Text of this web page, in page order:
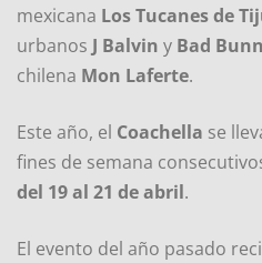
mexicana LosTucanes de
urbanos J Balvin y Bad
chilena Mon Laferte.
Este año, el Coachella se
fines de semana
del 19 al 21 de abril.
El evento del año pasado